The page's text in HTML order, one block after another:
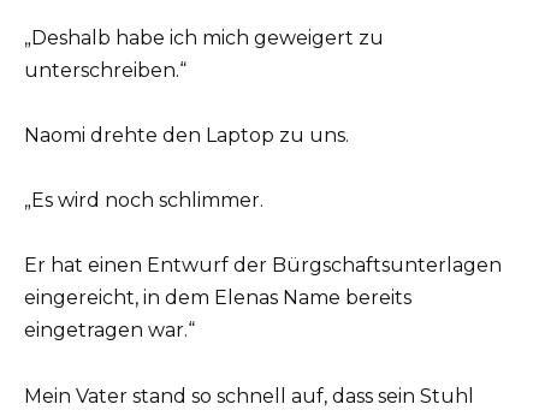
„Deshalb habe ich mich geweigert zu
unterschreiben.“
Naomi drehte den Laptop zu uns.
„Es wird noch schlimmer.
Er hat einen Entwurf der Bürgschaftsunterlagen
eingereicht, in dem Elenas Name bereits
eingetragen war.“
Mein Vater stand so schnell auf, dass sein Stuhl